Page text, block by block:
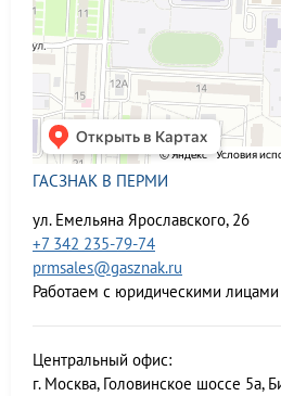
ГАСЗНАК В ПЕРМИ
ул. Емельяна Ярославского, 26
+7 342 235-79-74
prmsales@gasznak.ru
Работаем с юридическими
Центральный офис:
г. Москва, Головинское шоссе 5а,